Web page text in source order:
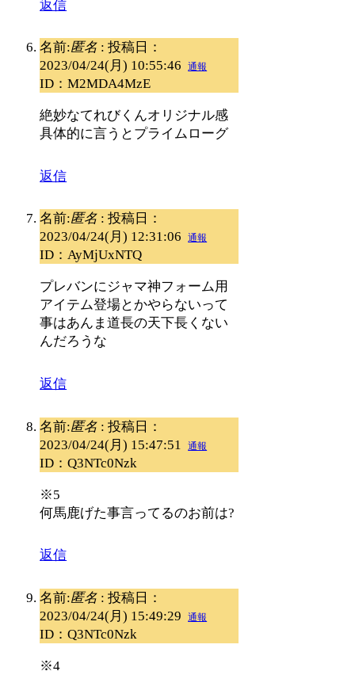
返信
名前:匿名 : 投稿日：
2023/04/24(月) 10:55:46
通報
ID：M2MDA4MzE
絶妙なてれびくんオリジナル感
具体的に言うとプライムローグ
返信
名前:匿名 : 投稿日：
2023/04/24(月) 12:31:06
通報
ID：AyMjUxNTQ
プレバンにジャマ神フォーム用
アイテム登場とかやらないって
事はあんま道長の天下長くない
んだろうな
返信
名前:匿名 : 投稿日：
2023/04/24(月) 15:47:51
通報
ID：Q3NTc0Nzk
※5
何馬鹿げた事言ってるのお前は?
返信
名前:匿名 : 投稿日：
2023/04/24(月) 15:49:29
通報
ID：Q3NTc0Nzk
※4